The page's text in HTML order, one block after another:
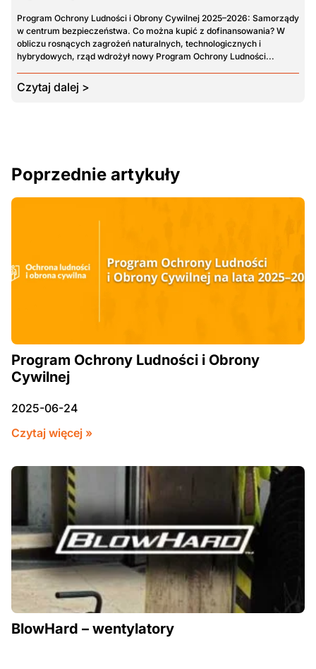
Program Ochrony Ludności i Obrony Cywilnej 2025–2026: Samorządy
w centrum bezpieczeństwa. Co można kupić z dofinansowania? W
obliczu rosnących zagrożeń naturalnych, technologicznych i
hybrydowych, rząd wdrożył nowy Program Ochrony Ludności...
Czytaj dalej >
Poprzednie artykuły
Program Ochrony Ludności i Obrony
Cywilnej
2025-06-24
Czytaj więcej »
BlowHard – wentylatory